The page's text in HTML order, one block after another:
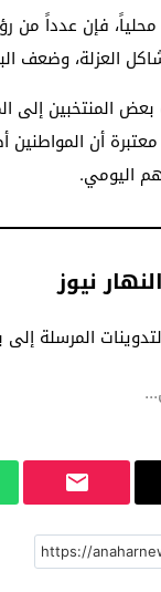
فإن عدداً من
العزلة، وضعف
المنتخبين إلى
أن المواطنين
اليومي.
نيوز
المرسلة إلى